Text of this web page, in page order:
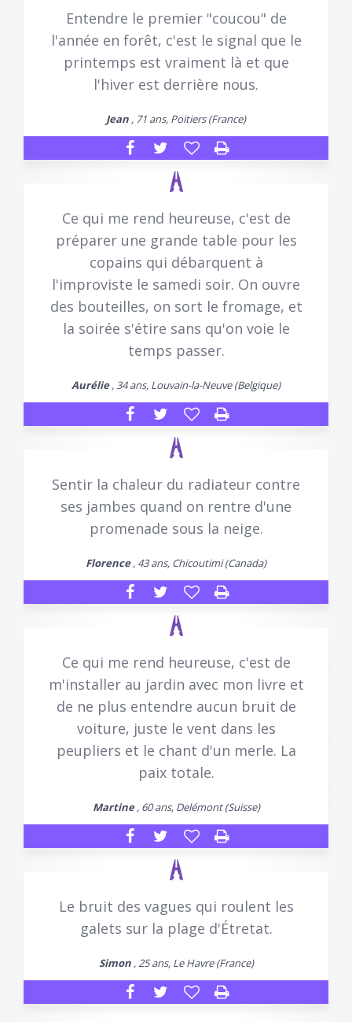
Entendre le premier "coucou" de
l'année en forêt, c'est le signal que le
printemps est vraiment là et que
l'hiver est derrière nous.
Jean , 71 ans, Poitiers (France)
Ce qui me rend heureuse, c'est de
préparer une grande table pour les
copains qui débarquent à
l'improviste le samedi soir. On ouvre
des bouteilles, on sort le fromage, et
la soirée s'étire sans qu'on voie le
temps passer.
Aurélie, 34 ans, Louvain-la-Neuve (Belgique)
Sentir la chaleur du radiateur contre
ses jambes quand on rentre d'une
promenade sous la neige.
Florence, 43 ans, Chicoutimi (Canada)
Ce qui me rend heureuse, c'est de
m'installer au jardin avec mon livre et
de ne plus entendre aucun bruit de
voiture, juste le vent dans les
peupliers et le chant d'un merle. La
paix totale.
Martine, 60 ans, Delémont (Suisse)
Le bruit des vagues qui roulent les
galets sur la plage d'Étretat.
Simon, 25 ans, Le Havre (France)